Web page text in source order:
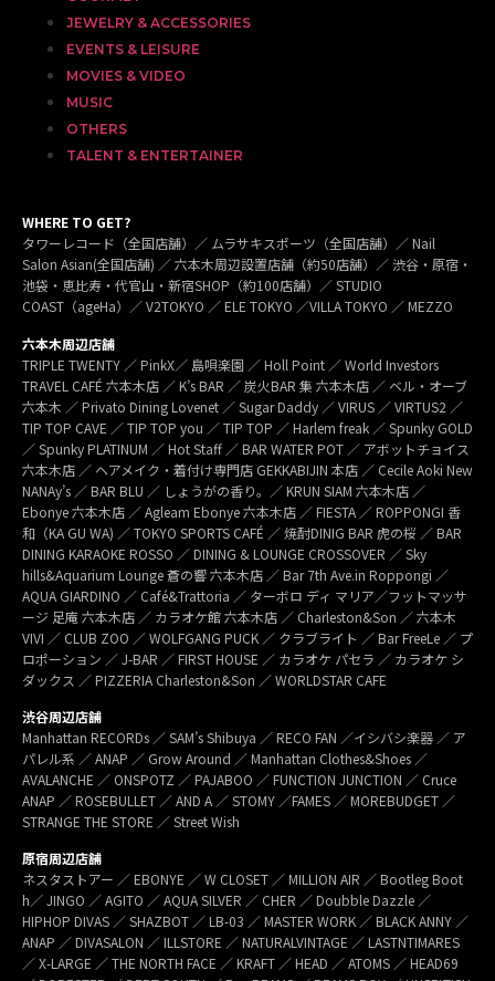
JEWELRY & ACCESSORIES
EVENTS & LEISURE
MOVIES & VIDEO
MUSIC
OTHERS
TALENT & ENTERTAINER
WHERE TO GET?
タワーレコード（全国店舗）／ ムラサキスポーツ（全国店舗）／ Nail
Salon Asian(全国店舗) ／ 六本木周辺設置店舗（約50店舗）／ 渋谷・原宿・
池袋・恵比寿・代官山・新宿SHOP（約100店舗）／ STUDIO
COAST（ageHa）／ V2TOKYO ／ ELE TOKYO ／VILLA TOKYO ／ MEZZO
六本木周辺店舗
TRIPLE TWENTY ／ PinkX／ 島唄楽園 ／ Holl Point ／ World Investors
TRAVEL CAFÉ 六本木店 ／ K’s BAR ／ 炭火BAR 集 六本木店 ／ ベル・オーブ
六本木 ／ Privato Dining Lovenet ／ Sugar Daddy ／ VIRUS ／ VIRTUS2 ／
TIP TOP CAVE ／ TIP TOP you ／ TIP TOP ／ Harlem freak ／ Spunky GOLD
／ Spunky PLATINUM ／ Hot Staff ／ BAR WATER POT ／ アボットチョイス
六本木店 ／ ヘアメイク・着付け専門店 GEKKABIJIN 本店 ／ Cecile Aoki New
NANAy’s ／ BAR BLU ／ しょうがの香り。／ KRUN SIAM 六本木店 ／
Ebonye 六本木店 ／ Agleam Ebonye 六本木店 ／ FIESTA ／ ROPPONGI 香
和（KA GU WA) ／ TOKYO SPORTS CAFÉ ／ 焼酎DINIG BAR 虎の桜 ／ BAR
DINING KARAOKE ROSSO ／ DINING & LOUNGE CROSSOVER ／ Sky
hills&Aquarium Lounge 蒼の響 六本木店 ／ Bar 7th Ave.in Roppongi ／
AQUA GIARDINO ／ Café&Trattoria ／ ターボロ ディ マリア／フットマッサ
ージ 足庵 六本木店 ／ カラオケ館 六本木店 ／ Charleston&Son ／ 六本木
VIVI ／ CLUB ZOO ／ WOLFGANG PUCK ／ クラブライト ／ Bar FreeLe ／ プ
ロポーション ／ J-BAR ／ FIRST HOUSE ／ カラオケ パセラ ／ カラオケ シ
ダックス ／ PIZZERIA Charleston&Son ／ WORLDSTAR CAFE
渋谷周辺店舗
Manhattan RECORDs ／ SAM’s Shibuya ／ RECO FAN ／イシバシ楽器 ／ ア
パレル系 ／ ANAP ／ Grow Around ／ Manhattan Clothes&Shoes ／
AVALANCHE ／ ONSPOTZ ／ PAJABOO ／ FUNCTION JUNCTION ／ Cruce
ANAP ／ ROSEBULLET ／ AND A ／ STOMY ／FAMES ／ MOREBUDGET ／
STRANGE THE STORE ／ Street Wish
原宿周辺店舗
ネスタストアー ／ EBONYE ／ W CLOSET ／ MILLION AIR ／ Bootleg Boot
h／ JINGO ／ AGITO ／ AQUA SILVER ／ CHER ／ Doubble Dazzle ／
HIPHOP DIVAS ／ SHAZBOT ／ LB-03 ／ MASTER WORK ／ BLACK ANNY ／
ANAP ／ DIVASALON ／ ILLSTORE ／ NATURALVINTAGE ／ LASTNTIMARES
／ X-LARGE ／ THE NORTH FACE ／ KRAFT ／ HEAD ／ ATOMS ／ HEAD69